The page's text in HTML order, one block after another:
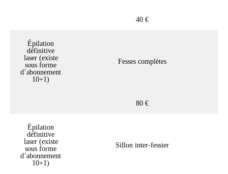
40 €
Épilation
définitive
laser (existe
sous forme
d’abonnement
10+1)
Fesses complètes
80 €
Épilation
définitive
laser (existe
sous forme
d’abonnement
10+1)
Sillon inter-fessier